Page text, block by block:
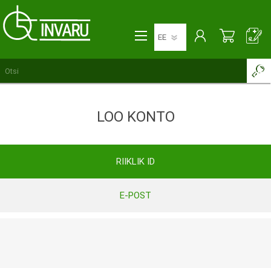
LOO KONTO
RIIKLIK ID
E-POST